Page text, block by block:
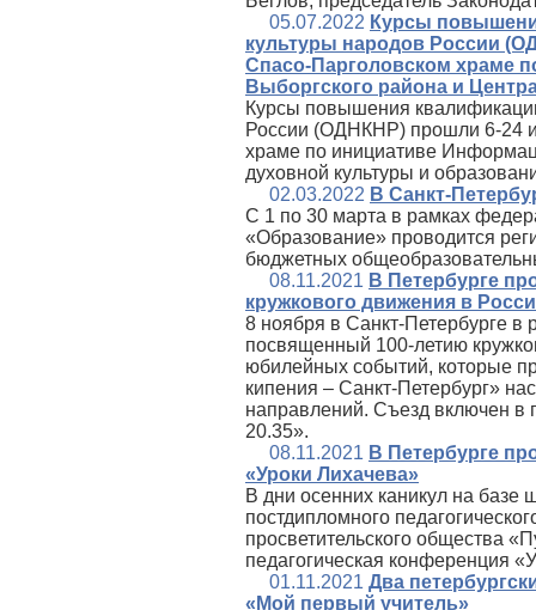
05.07.2022 Курсы
культуры народов России
Спасо-Парголовском храме
Выборгского района и
Курсы повышения
России (ОДНКНР) прошли 6-24
храме по инициативе
духовной культуры и
02.03.2022 В Санкт-
С 1 по 30 марта в рамках
«Образование» проводится
бюджетных
08.11.2021 В Петербурге
кружкового движения в
8 ноября в Санкт‑Петербурге в
посвященный 100-летию
юбилейных событий, которые
кипения – Санкт‑Петербург»
направлений. Съезд включен в
20.35».
08.11.2021 В Петербурге
«Уроки Лихачева»
В дни осенних каникул на
постдипломного
просветительского общества
педагогическая конференция
01.11.2021 Два
«Мой первый учитель»